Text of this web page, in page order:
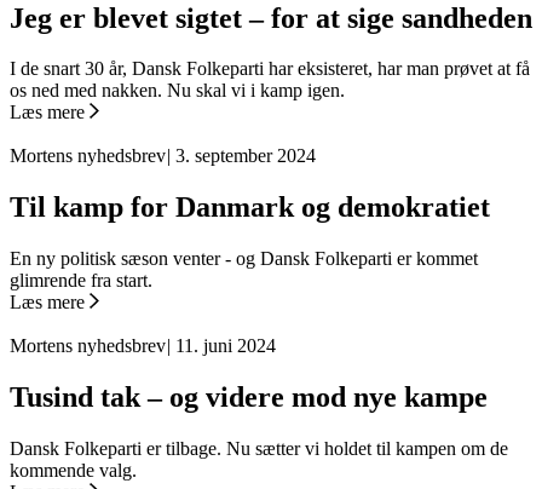
Jeg er blevet sigtet – for at sige sandheden
I de snart 30 år, Dansk Folkeparti har eksisteret, har man prøvet at få
os ned med nakken. Nu skal vi i kamp igen.
Læs mere
Mortens nyhedsbrev| 3. september 2024
Til kamp for Danmark og demokratiet
En ny politisk sæson venter - og Dansk Folkeparti er kommet
glimrende fra start.
Læs mere
Mortens nyhedsbrev| 11. juni 2024
Tusind tak – og videre mod nye kampe
Dansk Folkeparti er tilbage. Nu sætter vi holdet til kampen om de
kommende valg.